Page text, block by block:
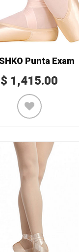
Punta Exam
$ 1,415.00